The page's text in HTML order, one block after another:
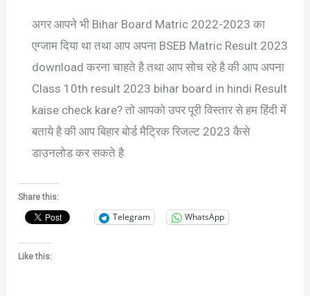
अगर आपने भी Bihar Board Matric 2022-2023 का
एग्जाम दिया था तथा आप अपना BSEB Matric Result 2023
download करना चाहते है तथा आप सोच रहे है की आप अपना
Class 10th result 2023 bihar board in hindi Result
kaise check kare? तो आपको उपर पूरी विस्तार से हम हिंदी में
बताये है की आप बिहार बोर्ड मैट्रिक रिजल्ट 2023 कैसे
डाउनलोड कर सकते है
Share this:
Telegram WhatsApp
Like this: